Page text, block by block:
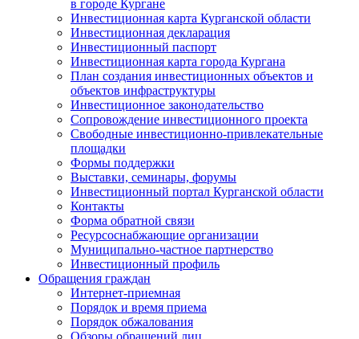
в городе Кургане
Инвестиционная карта Курганской области
Инвестиционная декларация
Инвестиционный паспорт
Инвестиционная карта города Кургана
План создания инвестиционных объектов и
объектов инфраструктуры
Инвестиционное законодательство
Сопровождение инвестиционного проекта
Свободные инвестиционно-привлекательные
площадки
Формы поддержки
Выставки, семинары, форумы
Инвестиционный портал Курганской области
Контакты
Форма обратной связи
Ресурсоснабжающие организации
Муниципально-частное партнерство
Инвестиционный профиль
Обращения граждан
Интернет-приемная
Порядок и время приема
Порядок обжалования
Обзоры обращений лиц